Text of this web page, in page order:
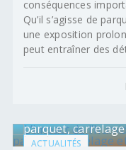
conséquences
Qu’il s’agisse de
une exposition
peut entraîner des
ACTUALITÉS
parquet,